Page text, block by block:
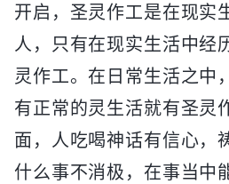
开启，圣灵作工是在现实
人，只有在现实生活中经
灵作工。在日常生活之中
有正常的灵生活就有圣灵
面，人吃喝神话有信心，
什么事不消极，在事当中